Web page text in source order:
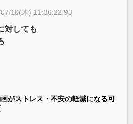
10(木) 11:36:22.93
対しても
がストレス・不安の軽減になる可